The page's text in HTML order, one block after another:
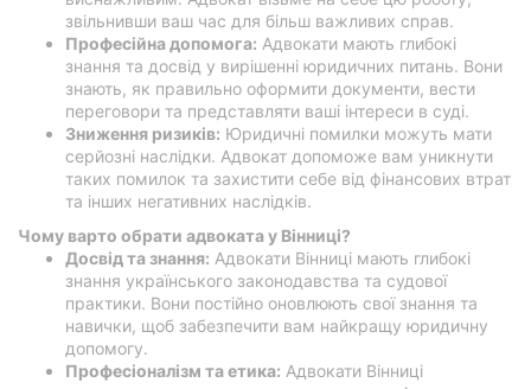
звільнивши ваш час для більш важливих справ.
Професійна допомога: Адвокати мають глибокі
знання та досвід у вирішенні юридичних питань. Вони
знають, як правильно оформити документи, вести
переговори та представляти ваші інтереси в суді.
Зниження ризиків: Юридичні помилки можуть мати
серйозні наслідки. Адвокат допоможе вам уникнути
таких помилок та захистити себе від фінансових втрат
та інших негативних наслідків.
Чому варто обрати адвоката у Вінниці?
Досвід та знання: Адвокати Вінниці мають глибокі
знання українського законодавства та судової
практики. Вони постійно оновлюють свої знання та
навички, щоб забезпечити вам найкращу юридичну
допомогу.
Професіоналізм та етика: Адвокати Вінниці